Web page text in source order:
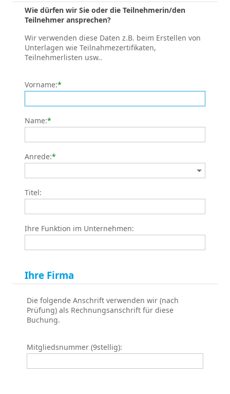
Wie dürfen wir Sie oder die Teilnehmerin/den
Teilnehmer ansprechen?
Wir verwenden diese Daten z.B. beim Erstellen von
Unterlagen wie Teilnahmezertifikaten,
Teilnehmerlisten usw..
Vorname:*
Name:*
Anrede:*
Titel:
Ihre Funktion im Unternehmen:
Ihre Firma
Die folgende Anschrift verwenden wir (nach
Prüfung) als Rechnungsanschrift für diese
Buchung.
Mitgliedsnummer (9stellig):